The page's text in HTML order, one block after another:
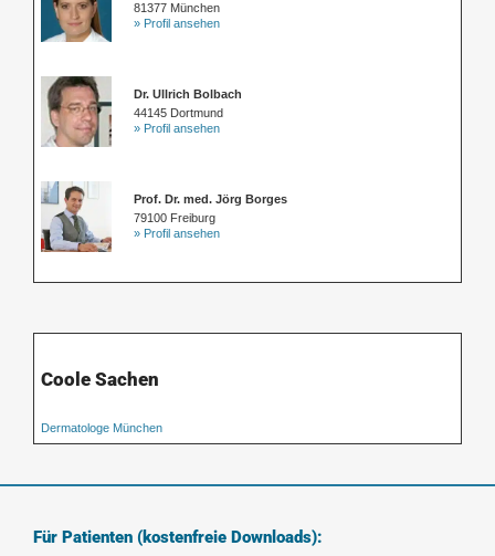
81377 München
» Profil ansehen
Dr. Ullrich Bolbach
44145 Dortmund
» Profil ansehen
Prof. Dr. med. Jörg Borges
79100 Freiburg
» Profil ansehen
Coole Sachen
Dermatologe München
Für Patienten (kostenfreie Downloads):